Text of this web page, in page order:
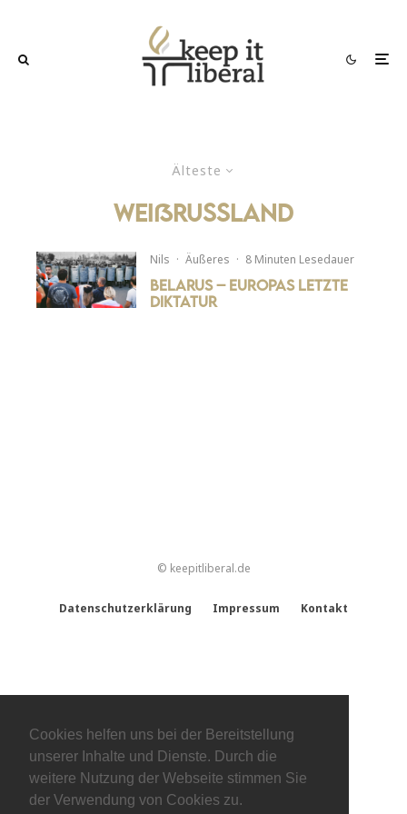
Cookies helfen uns bei der Bereitstellung
unserer Inhalte und Dienste. Durch die
weitere Nutzung der Webseite stimmen Sie
der Verwendung von Cookies zu.
Älteste
weißrussland
Nils · Äußeres · 8 Minuten Lesedauer
Belarus – Europas letzte
Diktatur
© keepitliberal.de
Datenschutzerklärung Impressum Kontakt